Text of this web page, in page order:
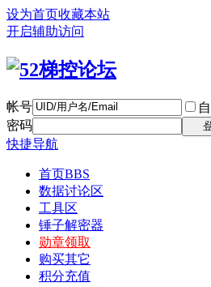
设为首页收藏本站
开启辅助访问
帐号
密码
快捷导航
首页BBS
数据讨论区
工具区
锤子解密器
勋章领取
购买其它
积分充值